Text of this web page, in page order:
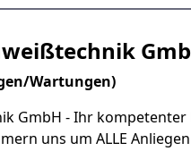
Wartungen)
GmbH - Ihr
uns um ALLE